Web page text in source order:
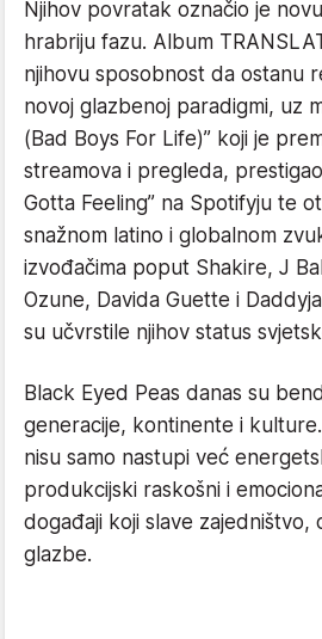
Njihov povratak označio je
hrabriju fazu. Album
njihovu sposobnost da ostanu
novoj glazbenoj paradigmi, uz
(Bad Boys For Life)” koji je
streamova i pregleda,
Gotta Feeling” na Spotifyju te
snažnom latino i globalnom
izvođačima poput Shakire, J
Ozune, Davida Guette i
su učvrstile njihov status
Black Eyed Peas danas su
generacije, kontinente i
nisu samo nastupi već
produkcijski raskošni i
događaji koji slave zajedništvo,
glazbe.